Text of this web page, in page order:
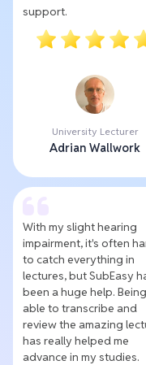
support.
University Lecturer
Adrian Wallwork
With my slight hearing
impairment, it's often
to catch everything in
lectures, but SubEasy
been a huge help. Being
able to transcribe and
review the amazing
has really helped me
advance in my studies.